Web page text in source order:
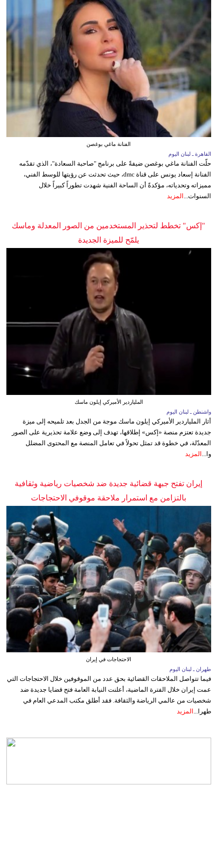
الفنانة ماغي بوغصن
القاهرة ـ لبنان اليوم
حلّت الفنانة ماغي بوغصن ضيفةً على برنامج "صاحبة السعادة"، الذي تقدّمه
الفنانة إسعاد يونس على قناة dmc، حيث تحدثت عن رؤيتها للوسط الفني،
مميزاته وتحدياته، مؤكدةً أن الساحة الفنية شهدت تطوراً كبيراً خلال
السنوات...
المزيد
"إكس" تخطط لتحذير المستخدمين من الصور المعدلة وماسك
يلمّح للميزة الجديدة
الملياردير الأميركي إيلون ماسك
واشنطن ـ لبنان اليوم
أثار الملياردير الأميركي إيلون ماسك موجة من الجدل بعد تلميحه إلى ميزة
جديدة تعتزم منصة «إكس» إطلاقها، تهدف إلى وضع علامة تحذيرية على الصور
المعدّلة، في خطوة قد تمثل تحولاً في تعامل المنصة مع المحتوى المضلل
وا... المزيد
إيران تفتح جبهة قضائية جديدة ضد شخصيات رياضية وثقافية
بالتزامن مع استمرار ملاحقة موقوفي الاحتجاجات
الاحتجاجات في إيران
طهران ـ لبنان اليوم
فيما تتواصل الملاحقات القضائية بحق عدد من الموقوفين خلال الاحتجاجات التي
عمت إيران خلال الفترة الماضية، أعلنت النيابة العامة فتح قضايا جديدة ضد
شخصيات من عالمي الرياضة والثقافة. فقد أطلق مكتب المدعي العام في
طهرا... المزيد